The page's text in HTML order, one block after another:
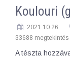
Koulouri
2021.10.26.
33688 megtekintés
A tészta